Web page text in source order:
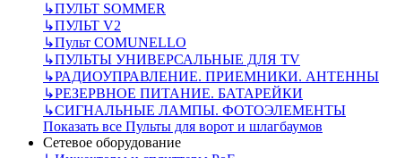
↳ПУЛЬТ SOMMER
↳ПУЛЬТ V2
↳Пульт СOMUNELLO
↳ПУЛЬТЫ УНИВЕРСАЛЬНЫЕ ДЛЯ TV
↳РАДИОУПРАВЛЕНИЕ. ПРИЕМНИКИ. АНТЕННЫ
↳РЕЗЕРВНОЕ ПИТАНИЕ. БАТАРЕЙКИ
↳СИГНАЛЬНЫЕ ЛАМПЫ. ФОТОЭЛЕМЕНТЫ
Показать все Пульты для ворот и шлагбаумов
Сетевое оборудование